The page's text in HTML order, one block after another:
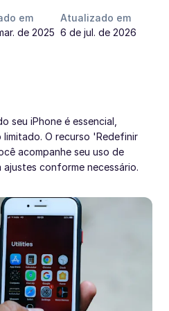
em
de 2025
Atualizado em
6 de jul. de 2026
seu iPhone é essencial,
limitado. O recurso 'Redefinir
acompanhe seu uso de
conforme necessário.